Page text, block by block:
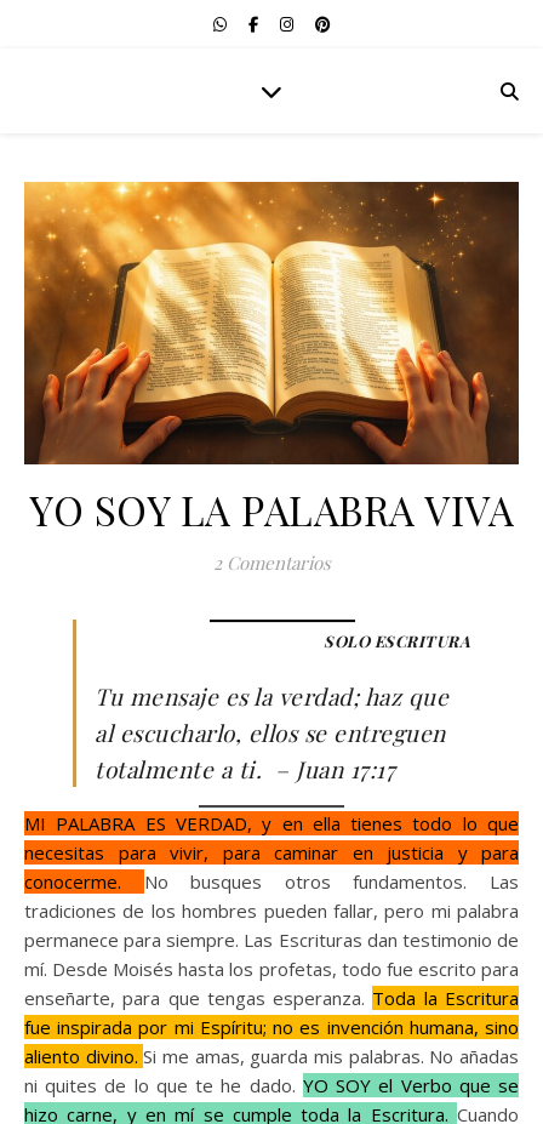
YO SOY LA PALABRA VIVA
2 Comentarios
SOLO ESCRITURA
Tu mensaje es la verdad; haz que
al escucharlo, ellos se entreguen
totalmente a ti. – Juan 17:17
MI PALABRA ES VERDAD, y en ella tienes todo lo que
necesitas para vivir, para caminar en justicia y para
conocerme. No busques otros fundamentos. Las
tradiciones de los hombres pueden fallar, pero mi palabra
permanece para siempre. Las Escrituras dan testimonio de
mí. Desde Moisés hasta los profetas, todo fue escrito para
enseñarte, para que tengas esperanza. Toda la Escritura
fue inspirada por mi Espíritu; no es invención humana, sino
aliento divino.Si me amas, guarda mis palabras. No añadas
ni quites de lo que te he dado. YO SOY el Verbo que se
hizo carne, y en mí se cumple toda la Escritura. Cuando